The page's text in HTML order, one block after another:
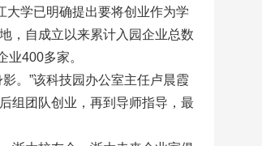
大学已明确提出要将创业作为学
，自成立以来累计入园企业总数
400多家。
。”该科技园办公室主任卢晨霞
组团队创业，再到导师指导，最